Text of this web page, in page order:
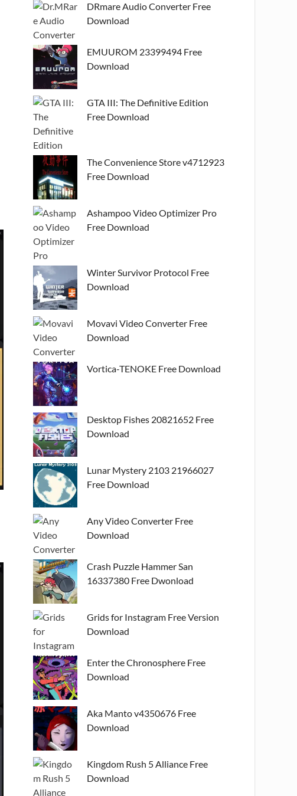
DRmare Audio Converter Free
Download
EMUUROM 23399494 Free
Download
GTA III: The Definitive Edition
Free Download
The Convenience Store v4712923
Free Download
Ashampoo Video Optimizer Pro
Free Download
Winter Survivor Protocol Free
Download
Movavi Video Converter Free
Download
Vortica-TENOKE Free Download
Desktop Fishes 20821652 Free
Download
Lunar Mystery 2103 21966027
Free Download
Any Video Converter Free
Download
Crash Puzzle Hammer San
16337380 Free Dwonload
Grids for Instagram Free Version
Download
Enter the Chronosphere Free
Download
Aka Manto v4350676 Free
Download
Kingdom Rush 5 Alliance Free
Download